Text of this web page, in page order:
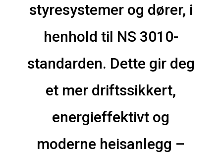
styresystemer og dører, i
henhold til NS 3010-
standarden. Dette gir deg
et mer driftssikkert,
energieffektivt og
moderne heisanlegg –